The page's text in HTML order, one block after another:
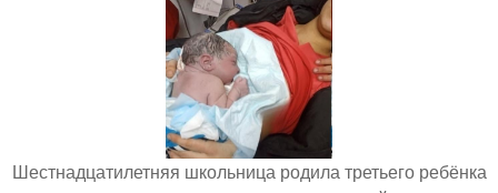
Шестнадцатилетняя школьница родила третьего ребёнка